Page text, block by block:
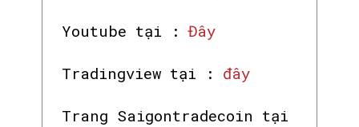
Youtube tại :Đây
Tradingview tại : đây
Trang Saigontradecoin tại